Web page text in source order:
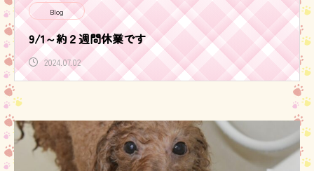
Blog
9/1～約２週間休業です
2024.07.02